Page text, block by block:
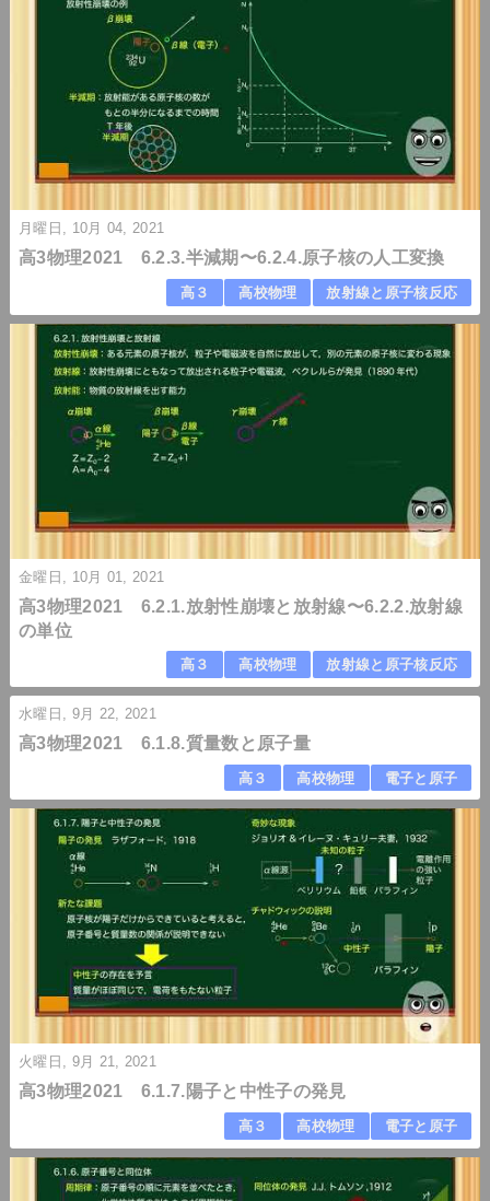
月曜日, 10月 04, 2021
高3物理2021 6.2.3.半減期〜6.2.4.原子核の人工変換
高３ 高校物理 放射線と原子核反応
金曜日, 10月 01, 2021
高3物理2021 6.2.1.放射性崩壊と放射線〜6.2.2.放射線
の単位
高３ 高校物理 放射線と原子核反応
水曜日, 9月 22, 2021
高3物理2021 6.1.8.質量数と原子量
高３ 高校物理 電子と原子
火曜日, 9月 21, 2021
高3物理2021 6.1.7.陽子と中性子の発見
高３ 高校物理 電子と原子